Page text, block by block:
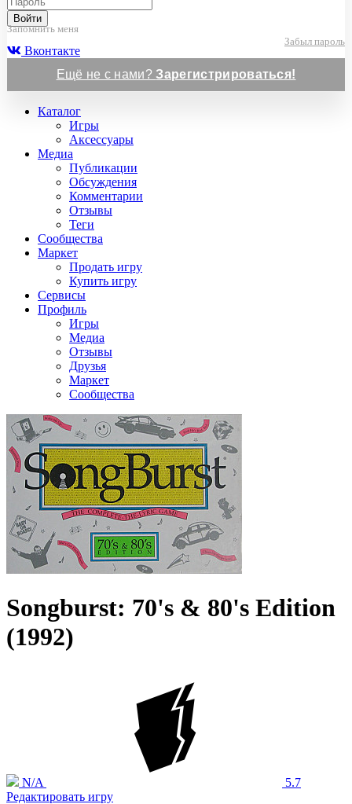
Войти
Запомнить меня
Забыл пароль
Вконтакте
Ещё не с нами?Зарегистрироваться!
Каталог
Игры
Аксессуары
Медиа
Публикации
Обсуждения
Комментарии
Отзывы
Теги
Сообщества
Маркет
Продать игру
Купить игру
Сервисы
Профиль
Игры
Медиа
Отзывы
Друзья
Маркет
Сообщества
Songburst: 70's & 80's Edition
(1992)
N/A
5.7
Редактировать игру